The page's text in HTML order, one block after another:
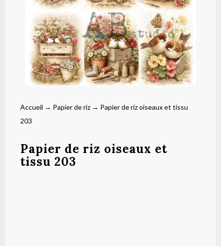
Accueil → Papier de riz → Papier de riz oiseaux et tissu
203
Papier de riz oiseaux et
tissu 203